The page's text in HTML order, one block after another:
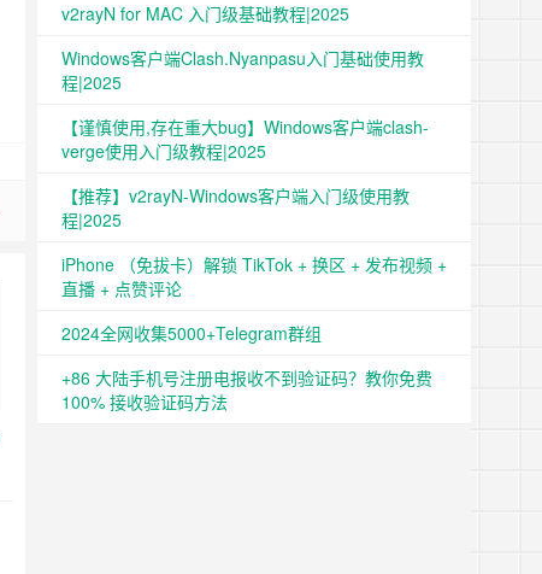
v2rayN for MAC 入门级基础教程|2025
Windows客户端Clash.Nyanpasu入门基础使用教
程|2025
【谨慎使用,存在重大bug】Windows客户端clash-
verge使用入门级教程|2025
【推荐】v2rayN-Windows客户端入门级使用教
程|2025
iPhone （免拔卡）解锁 TikTok + 换区 + 发布视频 +
直播 + 点赞评论
2024全网收集5000+Telegram群组
+86 大陆手机号注册电报收不到验证码？教你免费
100% 接收验证码方法